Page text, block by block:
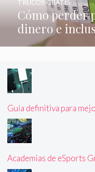
Cómo perder
dinero e
TRUCOS GRATIS
Guía definitiva para
Academias de eSports